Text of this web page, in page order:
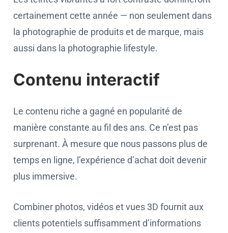
certainement cette année — non seulement dans
la photographie de produits et de marque, mais
aussi dans la photographie lifestyle.
Contenu interactif
Le contenu riche a gagné en popularité de
manière constante au fil des ans. Ce n’est pas
surprenant. À mesure que nous passons plus de
temps en ligne, l’expérience d’achat doit devenir
plus immersive.
Combiner photos, vidéos et vues 3D fournit aux
clients potentiels suffisamment d’informations